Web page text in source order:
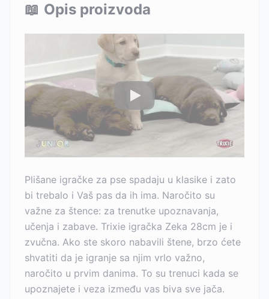
📖 Opis proizvoda
Plišane igračke za pse spadaju u klasike i zato
bi trebalo i Vaš pas da ih ima. Naročito su
važne za štence: za trenutke upoznavanja,
učenja i zabave. Trixie igračka Zeka 28cm je i
zvučna. Ako ste skoro nabavili štene, brzo ćete
shvatiti da je igranje sa njim vrlo važno,
naročito u prvim danima. To su trenuci kada se
upoznajete i veza između vas biva sve jača.